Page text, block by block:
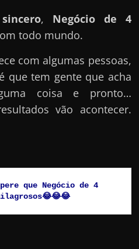
sincero, Negócio de 4
todo mundo.
com algumas pessoas,
que tem gente que acha
coisa e pronto…
vão acontecer.
que Negócio de 4